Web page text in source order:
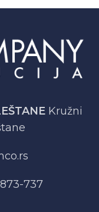
Kružni
737